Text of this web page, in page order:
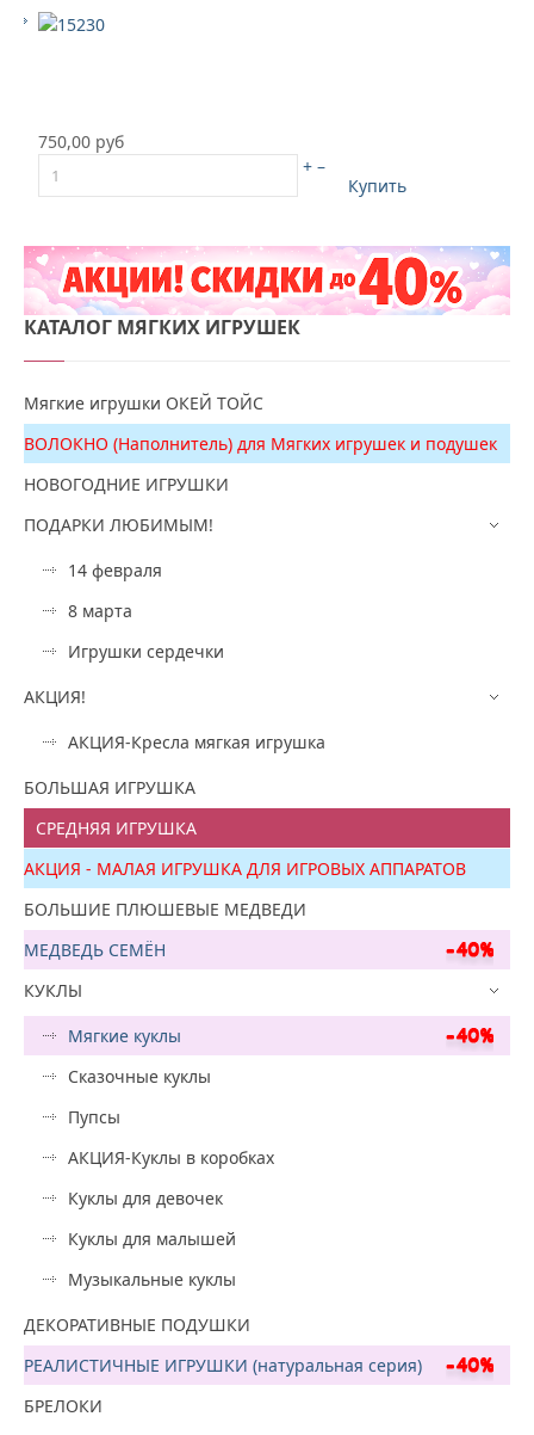
750,00 руб
+ –
Купить
КАТАЛОГ МЯГКИХ ИГРУШЕК
Мягкие игрушки ОКЕЙ ТОЙС
ВОЛОКНО (Наполнитель) для Мягких игрушек и подушек
НОВОГОДНИЕ ИГРУШКИ
ПОДАРКИ ЛЮБИМЫМ!
14 февраля
8 марта
Игрушки сердечки
АКЦИЯ!
АКЦИЯ-Кресла мягкая игрушка
БОЛЬШАЯ ИГРУШКА
СРЕДНЯЯ ИГРУШКА
АКЦИЯ - МАЛАЯ ИГРУШКА ДЛЯ ИГРОВЫХ АППАРАТОВ
БОЛЬШИЕ ПЛЮШЕВЫЕ МЕДВЕДИ
МЕДВЕДЬ СЕМЁН
КУКЛЫ
Мягкие куклы
Сказочные куклы
Пупсы
АКЦИЯ-Куклы в коробках
Куклы для девочек
Куклы для малышей
Музыкальные куклы
ДЕКОРАТИВНЫЕ ПОДУШКИ
РЕАЛИСТИЧНЫЕ ИГРУШКИ (натуральная серия)
БРЕЛОКИ